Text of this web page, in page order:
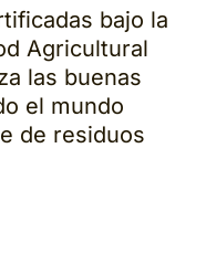
bajo la
Agricultural
las buenas
el mundo
de residuos